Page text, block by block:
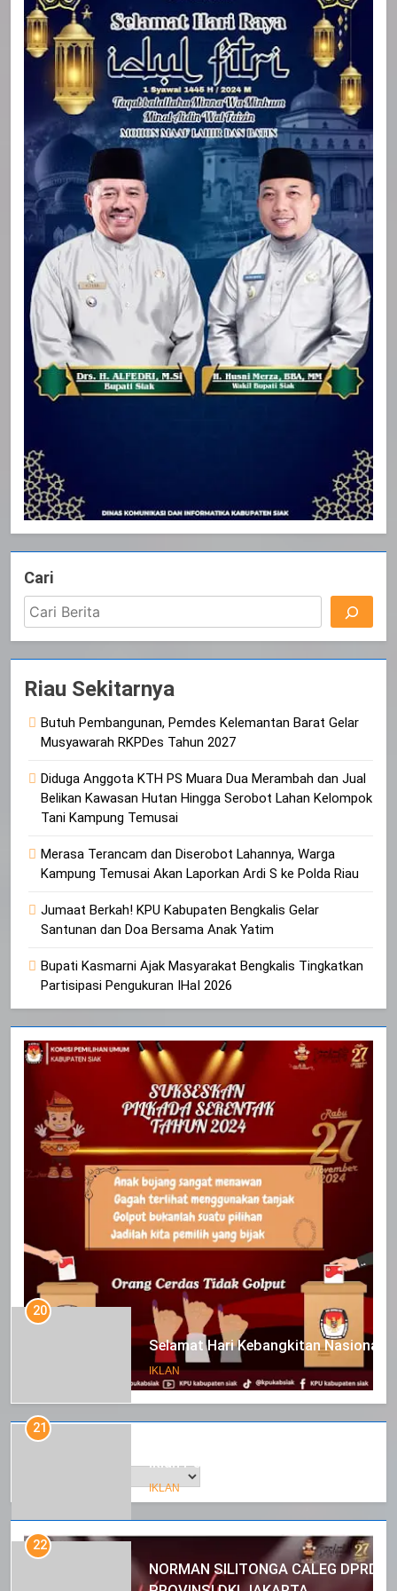
Cari
Riau Sekitarnya
Butuh Pembangunan, Pemdes Kelemantan Barat Gelar
Musyawarah RKPDes Tahun 2027
Diduga Anggota KTH PS Muara Dua Merambah dan Jual
Belikan Kawasan Hutan Hingga Serobot Lahan Kelompok
Tani Kampung Temusai
Merasa Terancam dan Diserobot Lahannya, Warga
Kampung Temusai Akan Laporkan Ardi S ke Polda Riau
Jumaat Berkah! KPU Kabupaten Bengkalis Gelar
Santunan dan Doa Bersama Anak Yatim
Bupati Kasmarni Ajak Masyarakat Bengkalis Tingkatkan
Partisipasi Pengukuran IHaI 2026
20
Selamat Hari Kebangkitan Nasional
IKLAN
21
Iklan Pemerintah Kabupaten Siak
IKLAN
22
NORMAN SILITONGA CALEG DPRD